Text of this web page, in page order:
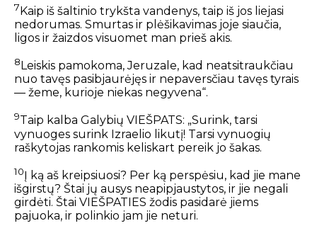
7Kaip iš šaltinio trykšta vandenys, taip iš jos liejasi
nedorumas. Smurtas ir plėšikavimas joje siaučia,
ligos ir žaizdos visuomet man prieš akis.
8 Leiskis pamokoma, Jeruzale, kad neatsitraukčiau
nuo tavęs pasibjaurėjęs ir nepaversčiau tavęs tyrais
— žeme, kurioje niekas negyvena“.
9Taip kalba Galybių VIEŠPATS: „Surink, tarsi
vynuoges surink Izraelio likutį! Tarsi vynuogių
raškytojas rankomis keliskart pereik jo šakas.
10Į ką aš kreipsiuosi? Per ką perspėsiu, kad jie mane
išgirstų? Štai jų ausys neapipjaustytos, ir jie negali
girdėti. Štai VIEŠPATIES žodis pasidarė jiems
pajuoka, ir polinkio jam jie neturi.